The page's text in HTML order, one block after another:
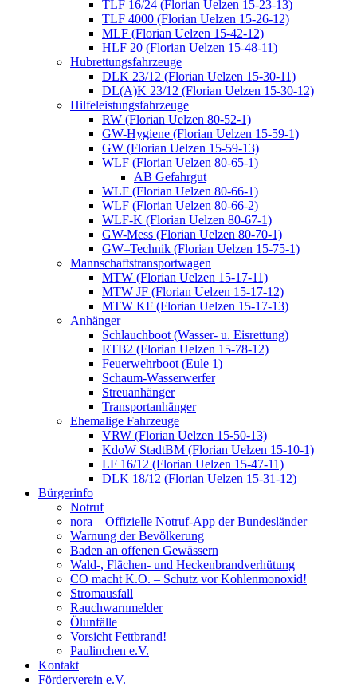
TLF 16/24 (Florian Uelzen 15-23-13)
TLF 4000 (Florian Uelzen 15-26-12)
MLF (Florian Uelzen 15-42-12)
HLF 20 (Florian Uelzen 15-48-11)
Hubrettungsfahrzeuge
DLK 23/12 (Florian Uelzen 15-30-11)
DL(A)K 23/12 (Florian Uelzen 15-30-12)
Hilfeleistungsfahrzeuge
RW (Florian Uelzen 80-52-1)
GW-Hygiene (Florian Uelzen 15-59-1)
GW (Florian Uelzen 15-59-13)
WLF (Florian Uelzen 80-65-1)
AB Gefahrgut
WLF (Florian Uelzen 80-66-1)
WLF (Florian Uelzen 80-66-2)
WLF-K (Florian Uelzen 80-67-1)
GW-Mess (Florian Uelzen 80-70-1)
GW–Technik (Florian Uelzen 15-75-1)
Mannschaftstransportwagen
MTW (Florian Uelzen 15-17-11)
MTW JF (Florian Uelzen 15-17-12)
MTW KF (Florian Uelzen 15-17-13)
Anhänger
Schlauchboot (Wasser- u. Eisrettung)
RTB2 (Florian Uelzen 15-78-12)
Feuerwehrboot (Eule 1)
Schaum-Wasserwerfer
Streuanhänger
Transportanhänger
Ehemalige Fahrzeuge
VRW (Florian Uelzen 15-50-13)
KdoW StadtBM (Florian Uelzen 15-10-1)
LF 16/12 (Florian Uelzen 15-47-11)
DLK 18/12 (Florian Uelzen 15-31-12)
Bürgerinfo
Notruf
nora – Offizielle Notruf-App der Bundesländer
Warnung der Bevölkerung
Baden an offenen Gewässern
Wald-, Flächen- und Heckenbrandverhütung
CO macht K.O. – Schutz vor Kohlenmonoxid!
Stromausfall
Rauchwarnmelder
Ölunfälle
Vorsicht Fettbrand!
Paulinchen e.V.
Kontakt
Förderverein e.V.